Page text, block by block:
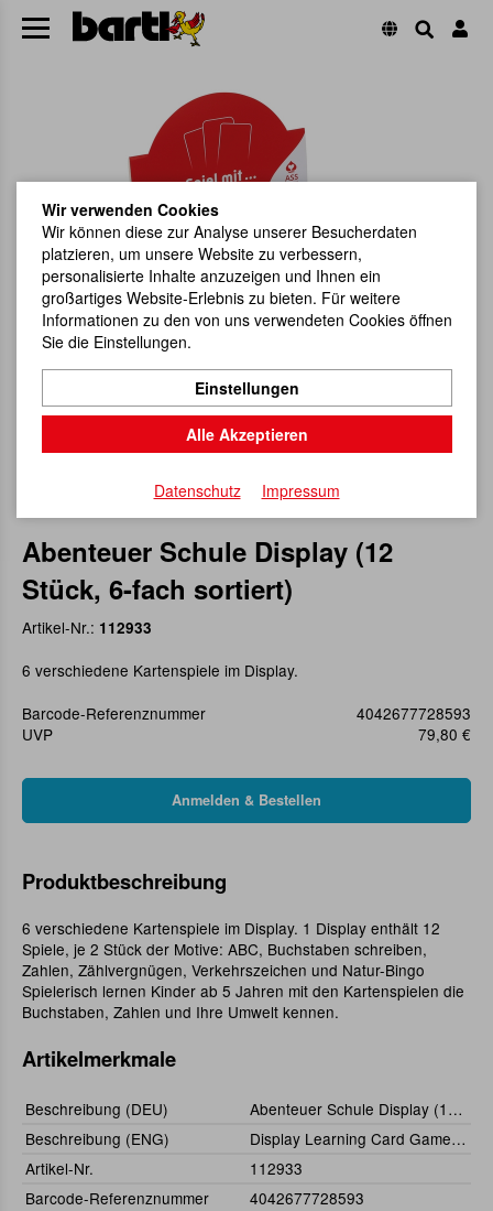
Abenteuer Schule Display (12
Stück, 6-fach sortiert)
Artikel-Nr.: 112933
6 verschiedene Kartenspiele im Display.
Barcode-Referenznummer
4042677728593
UVP
79,80 €
Produktbeschreibung
6 verschiedene Kartenspiele im Display. 1 Display enthält 12
Spiele, je 2 Stück der Motive: ABC, Buchstaben schreiben,
Zahlen, Zählvergnügen, Verkehrszeichen und Natur-Bingo
Spielerisch lernen Kinder ab 5 Jahren mit den Kartenspielen die
Buchstaben, Zahlen und Ihre Umwelt kennen.
Artikelmerkmale
Beschreibung (DEU)
Abenteuer Schule Display (12 Stück, 6-fach sortiert)
Beschreibung (ENG)
Display Learning Card Games (12 pcs) German Language
Artikel-Nr.
112933
Barcode-Referenznummer
4042677728593
Wir verwenden Cookies
Wir können diese zur Analyse unserer Besucherdaten
platzieren, um unsere Website zu verbessern,
personalisierte Inhalte anzuzeigen und Ihnen ein
großartiges Website-Erlebnis zu bieten. Für weitere
Informationen zu den von uns verwendeten Cookies öffnen
Sie die Einstellungen.
Einstellungen
Alle Akzeptieren
Datenschutz Impressum